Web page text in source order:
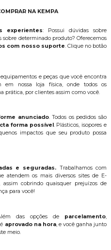
NA KEMPA
experientes: Possui dúvidas sobre
sobre determinado produto? Oferecemos
com nosso suporte. Clique no botão
e peças que você encontra
em nossa loja física, onde todos os
prática, por clientes assim como você.
anunciado. Todos os pedidos são
forma possível. Plásticos, isopores e
impactos que seu produto possa
e seguradas. Trabalhamos com
atendem os mais diversos sites de E-
assim cobrindo quaisquer prejuízos de
para você!
das opções de parcelamento,
aprovado na hora, e você ganha junto
meio.